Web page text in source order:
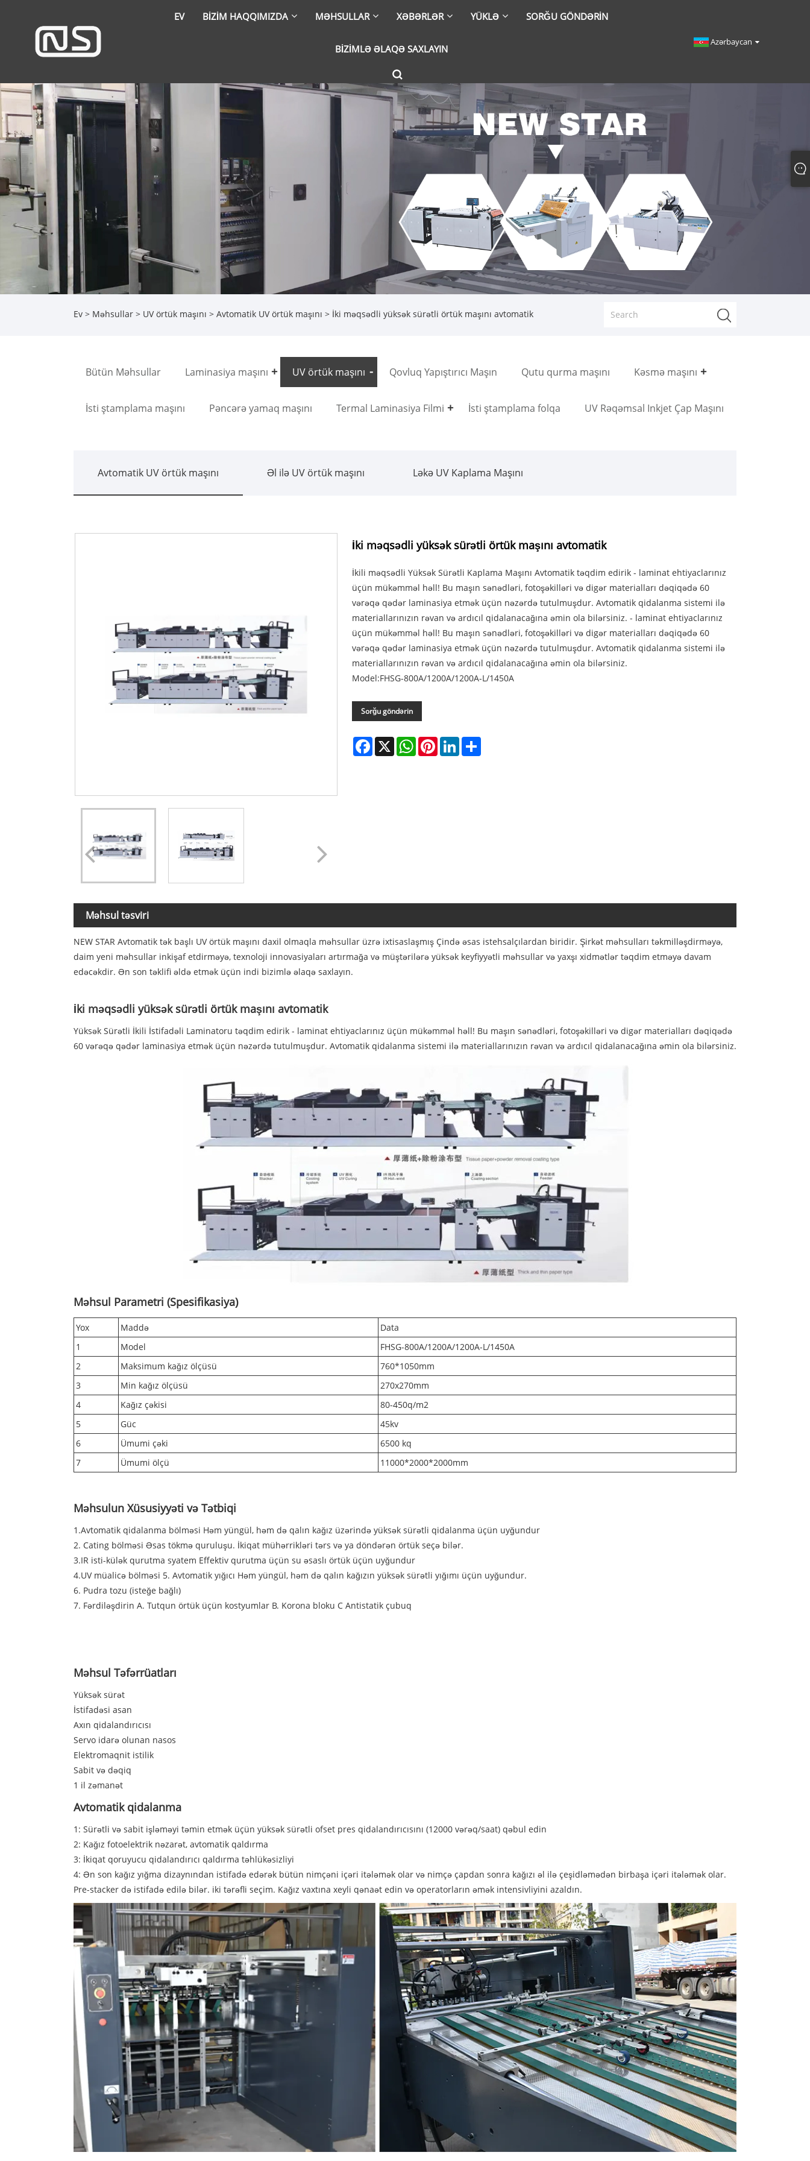
EV BIZIM HAQQIMIZDA MƏHSULLAR XƏBƏRLƏR YÜKLƏ SORĞU GÖNDƏRIN
BIZIMLƏ ƏLAQƏ SAXLAYIN
Azərbaycan
Ev > Məhsullar > UV örtük maşını > Avtomatik UV örtük maşını > İki məqsədli yüksək sürətli örtük maşını avtomatik
Bütün Məhsullar Laminasiya maşını UV örtük maşını Qovluq Yapıştırıcı Maşın Qutu qurma maşını Kəsmə maşını
İsti ştamplama maşını Pəncərə yamaq maşını Termal Laminasiya Filmi İsti ştamplama folqa UV Rəqəmsal Inkjet Çap Maşını
Avtomatik UV örtük maşını Əl ilə UV örtük maşını Ləkə UV Kaplama Maşını
İki məqsədli yüksək sürətli örtük maşını avtomatik
İkili məqsədli Yüksək Sürətli Kaplama Maşını Avtomatik təqdim edirik - laminat ehtiyaclarınız
üçün mükəmməl həll! Bu maşın sənədləri, fotoşəkilləri və digər materialları dəqiqədə 60
vərəqə qədər laminasiya etmək üçün nəzərdə tutulmuşdur. Avtomatik qidalanma sistemi ilə
materiallarınızın rəvan və ardıcıl qidalanacağına əmin ola bilərsiniz. - laminat ehtiyaclarınız
üçün mükəmməl həll! Bu maşın sənədləri, fotoşəkilləri və digər materialları dəqiqədə 60
vərəqə qədər laminasiya etmək üçün nəzərdə tutulmuşdur. Avtomatik qidalanma sistemi ilə
materiallarınızın rəvan və ardıcıl qidalanacağına əmin ola bilərsiniz.
Model:FHSG-800A/1200A/1200A-L/1450A
Sorğu göndərin
Facebook
X WhatsAppPinterestLinkedIn
Məhsul təsviri
NEW STAR Avtomatik tək başlı UV örtük maşını daxil olmaqla məhsullar üzrə ixtisaslaşmış Çində əsas istehsalçılardan biridir. Şirkət məhsulları təkmilləşdirməyə,
daim yeni məhsullar inkişaf etdirməyə, texnoloji innovasiyaları artırmağa və müştərilərə yüksək keyfiyyətli məhsullar və yaxşı xidmətlər təqdim etməyə davam
edəcəkdir. Ən son təklifi əldə etmək üçün indi bizimlə əlaqə saxlayın.
İki məqsədli yüksək sürətli örtük maşını avtomatik
Yüksək Sürətli İkili İstifadəli Laminatoru təqdim edirik - laminat ehtiyaclarınız üçün mükəmməl həll! Bu maşın sənədləri, fotoşəkilləri və digər materialları dəqiqədə
60 vərəqə qədər laminasiya etmək üçün nəzərdə tutulmuşdur. Avtomatik qidalanma sistemi ilə materiallarınızın rəvan və ardıcıl qidalanacağına əmin ola bilərsiniz.
Məhsul Parametri (Spesifikasiya)
Yox Maddə
Data
1
Model
FHSG-800A/1200A/1200A-L/1450A
2
Maksimum kağız ölçüsü
760*1050mm
3
Min kağız ölçüsü
270x270mm
4
Kağız çəkisi
80-450q/m2
5
Güc
45kv
6
Ümumi çəki
6500 kq
7
Ümumi ölçü 11000*2000*2000mm
Məhsulun Xüsusiyyəti və Tətbiqi
1.Avtomatik qidalanma bölməsi Həm yüngül, həm də qalın kağız üzərində yüksək sürətli qidalanma üçün uyğundur
2. Cating bölməsi Əsas tökmə quruluşu. İkiqat mühərrikləri tərs və ya döndərən örtük seçə bilər.
3.IR isti-külək qurutma syatem Effektiv qurutma üçün su əsaslı örtük üçün uyğundur
4.UV müalicə bölməsi 5. Avtomatik yığıcı Həm yüngül, həm də qalın kağızın yüksək sürətli yığımı üçün uyğundur.
6. Pudra tozu (isteğe bağlı)
7. Fərdiləşdirin A. Tutqun örtük üçün kostyumlar B. Korona bloku C Antistatik çubuq
Məhsul Təfərrüatları
Yüksək sürət
İstifadəsi asan
Axın qidalandırıcısı
Servo idarə olunan nasos
Elektromaqnit istilik
Sabit və dəqiq
1 il zəmanət
Avtomatik qidalanma
1: Sürətli və sabit işləməyi təmin etmək üçün yüksək sürətli ofset pres qidalandırıcısını (12000 vərəq/saat) qəbul edin
2: Kağız fotoelektrik nəzarət, avtomatik qaldırma
3: İkiqat qoruyucu qidalandırıcı qaldırma təhlükəsizliyi
4: Ən son kağız yığma dizaynından istifadə edərək bütün nimçəni içəri itələmək olar və nimçə çapdan sonra kağızı əl ilə çeşidləmədən birbaşa içəri itələmək olar.
Pre-stacker də istifadə edilə bilər. iki tərəfli seçim. Kağız vaxtına xeyli qənaət edin və operatorların əmək intensivliyini azaldın.